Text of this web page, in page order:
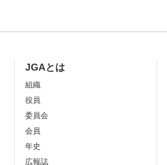
JGAとは
組織
役員
委員会
会員
年史
広報誌